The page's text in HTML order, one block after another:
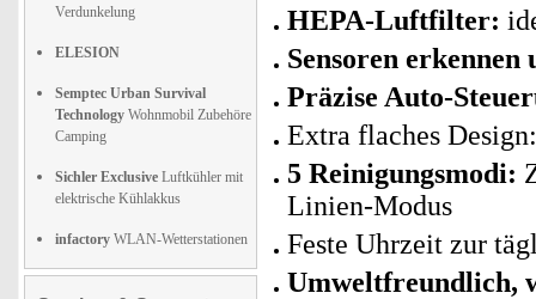
Verdunkelung
ELESION
Semptec Urban Survival
Technology Wohnmobil Zubehöre
Camping
Sichler Exclusive Luftkühler mit
elektrische Kühlakkus
infactory WLAN-Wetterstationen
HEPA-Luftfilter:
Sensoren erkennen
Präzise Auto-
Extra flaches
5 Reinigungsmodi:
Linien-Modus
Feste Uhrzeit zur
Umweltfreundlich,